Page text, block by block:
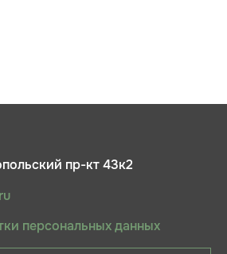
пр-кт 43к2
персональных данных